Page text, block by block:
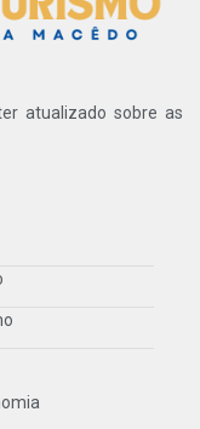
atualizado sobre as